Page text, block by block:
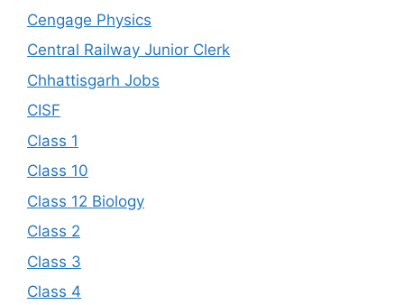
Cengage Physics
Central Railway Junior Clerk
Chhattisgarh Jobs
CISF
Class 1
Class 10
Class 12 Biology
Class 2
Class 3
Class 4